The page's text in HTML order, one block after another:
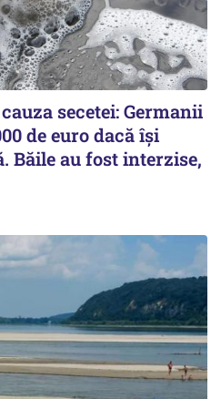
secetei: Germanii
de euro dacă își
Băile au fost interzise,